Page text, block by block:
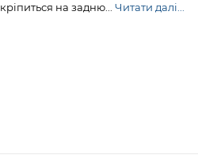
на задню... Читати далі...